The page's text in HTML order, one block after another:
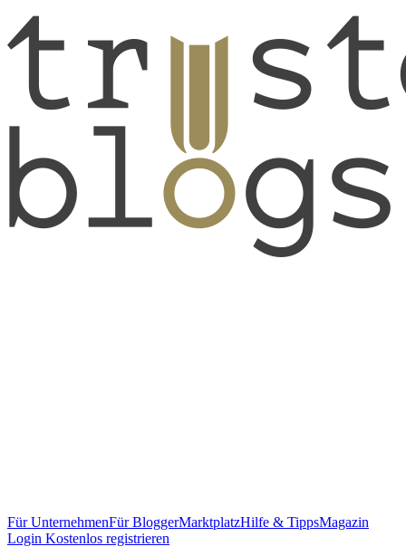
Für UnternehmenFür BloggerMarktplatzHilfe & TippsMagazin
Login Kostenlos registrieren